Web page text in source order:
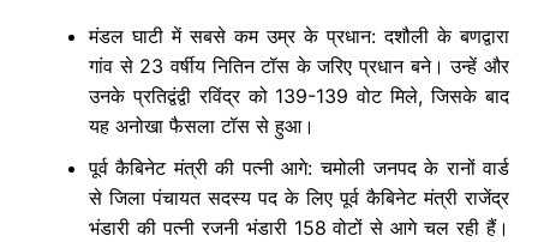
मंडल घाटी में सबसे कम उम्र के प्रधान: दशौली के बणद्वारा
गांव से 23 वर्षीय नितिन टॉस के जरिए प्रधान बने। उन्हें और
उनके प्रतिद्वंद्वी रविंद्र को 139-139 वोट मिले, जिसके बाद
यह अनोखा फैसला टॉस से हुआ।
पूर्व कैबिनेट मंत्री की पत्नी आगे: चमोली जनपद के रानों वार्ड
से जिला पंचायत सदस्य पद के लिए पूर्व कैबिनेट मंत्री राजेंद्र
भंडारी की पत्नी रजनी भंडारी 158 वोटों से आगे चल रही हैं।